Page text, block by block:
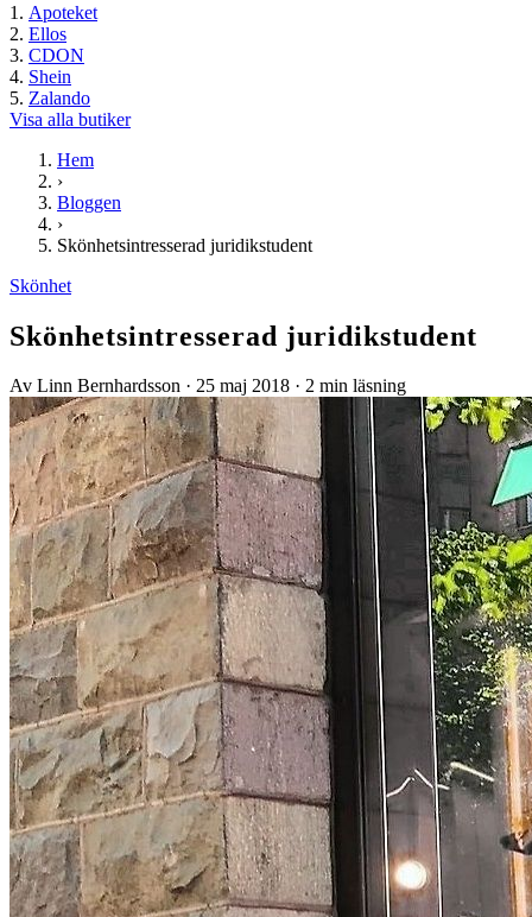
Apoteket
Ellos
CDON
Shein
Zalando
Visa alla butiker
Hem
›
Bloggen
›
Skönhetsintresserad juridikstudent
Skönhet
Skönhetsintresserad juridikstudent
Av Linn Bernhardsson · 25 maj 2018 · 2 min läsning